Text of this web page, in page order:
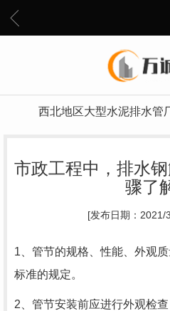
西北地区大型水泥排水管
市政工程中，排水
骤了
[发布日期：2021/
1、管节的规格、性能、外观
标准的规定。
2、管节安装前应进行外观检